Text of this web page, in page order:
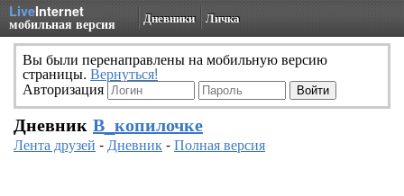
LiveInternet
мобильная версия Дневники Личка
Вы были перенаправлены на мобильную версию
страницы. Вернуться!
Авторизация
Дневник В_копилочке
Лента друзей -Дневник-Полная версия